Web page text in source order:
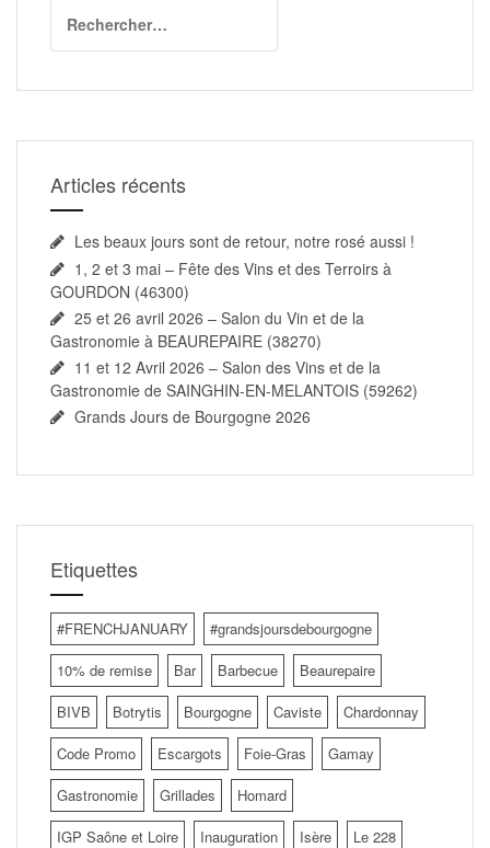
Articles récents
Les beaux jours sont de retour, notre rosé aussi !
1, 2 et 3 mai – Fête des Vins et des Terroirs à
GOURDON (46300)
25 et 26 avril 2026 – Salon du Vin et de la
Gastronomie à BEAUREPAIRE (38270)
11 et 12 Avril 2026 – Salon des Vins et de la
Gastronomie de SAINGHIN-EN-MELANTOIS (59262)
Grands Jours de Bourgogne 2026
Etiquettes
#FRENCHJANUARY
#grandsjoursdebourgogne
10% de remise
Bar Barbecue
Beaurepaire
BIVB
Botrytis Bourgogne Caviste
Chardonnay
Code Promo
Escargots Foie-Gras
Gamay
Gastronomie
Grillades
Homard
IGP Saône et Loire
Inauguration Isère
Le 228